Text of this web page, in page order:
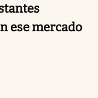
ese mercado